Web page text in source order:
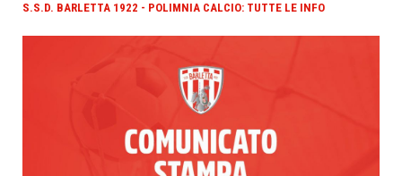
S.S.D. BARLETTA 1922 - POLIMNIA CALCIO: TUTTE LE INFO